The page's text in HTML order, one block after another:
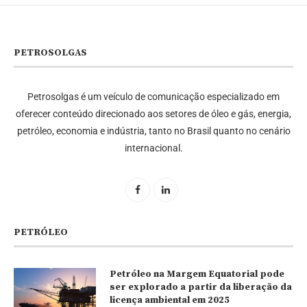
PETROSOLGAS
Petrosolgas é um veículo de comunicação especializado em
oferecer conteúdo direcionado aos setores de óleo e gás, energia,
petróleo, economia e indústria, tanto no Brasil quanto no cenário
internacional.
PETRÓLEO
Petróleo na Margem Equatorial pode
ser explorado a partir da liberação da
licença ambiental em 2025